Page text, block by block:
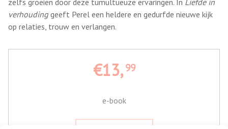
verhouding geeft Perel een heldere en gedurfde nieuwe kijk
op relaties, trouw en verlangen.
€13,99
e-book